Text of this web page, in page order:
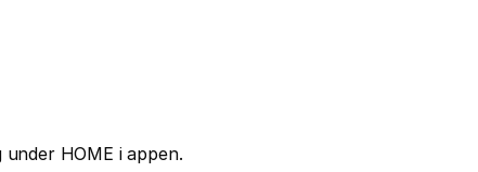
HOME i appen.